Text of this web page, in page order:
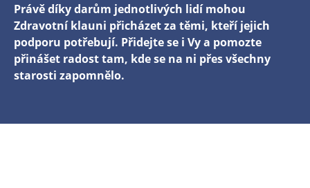
Právě díky darům jednotlivých lidí mohou
Zdravotní klauni přicházet za těmi, kteří jejich
podporu potřebují. Přidejte se i Vy a pomozte
přinášet radost tam, kde se na ni přes všechny
starosti zapomnělo.